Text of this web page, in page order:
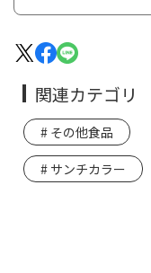
関連カテゴリ
その他食品
サンチカラー